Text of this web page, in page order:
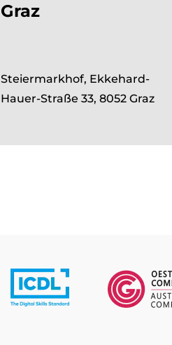
Graz
Steiermarkhof, Ekkehard-
Hauer-Straße 33, 8052 Graz